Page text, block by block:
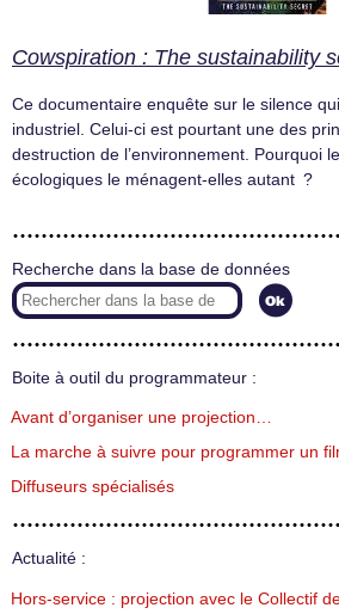
Cowspiration : The sustainability
Ce documentaire enquête sur le silence
industriel. Celui-ci est pourtant une des
destruction de l’environnement. Pourquoi
écologiques le ménagent-elles autant ?
Recherche dans la base de données
Boite à outil du programmateur :
Avant d’organiser une projection…
La marche à suivre pour programmer un
Diffuseurs spécialisés
Actualité :
Hors-service : projection avec le Collectif